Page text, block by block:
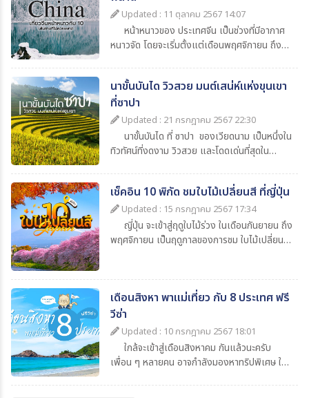
ลงตัว "พาสต้า" รับรองว่า การมา เที่ยวอียิปต์
ครั้งนี้ จะทำให้เพื่อนๆประทับใจไม่รู้ลืม
Updated : 11 ตุลาคม 2567 14:07
หน้าหนาวของ ประเทศจีน เป็นช่วงที่มีอากาศ
หนาวจัด โดยจะเริ่มตั้งแต่เดือนพฤศจิกายน ถึง
ฮาร์บิน มองโกเลียใน จะมีอากาศหนาวมาก หิมะ
ตกหนัก อุณหภูมิอาจลดลงถึง -20 องศา หรือ
มากกว่านั้น โดยเฉพาะในเมืองฮาร์บินที่ขึ้นชื่อเรื่อง
ความหนาว และมีงานเทศกาลน้ำแข็ง ที่ 1 ปี มีแค่
ครั้งเดียวเท่านั้นภาคกลาง: เช่น เซี่ยงไฮ้ และซีอาน
อากาศจะไม่หนาวจัดเท่าภาคเหนือ หิมะตกน้อยกว่า
แต่ยังสัมผัสได้ถึงความหนาวเย็น อุณหภูมิ
ประมาณ 0 องศา ถึง 10 องศาภาคใต้: เช่น กว่าง
โจว เซินเจิ้น อากาศจะเย็นลงในหน้าหนาว อุณหภูมิ
อยู่ที่ประมาณ 10 องศา ถึง 20 องศาตามพาสต้า
ไป เที่ยวจีนหน้าหนาว ด้วยกันนะครับ
นาขั้นบันได วิวสวย มนต์เสน่ห์แห่งขุนเขา
ที่ซาปา
Updated : 21 กรกฎาคม 2567 22:30
นาขั้นบันได ที่ ซาปา ของเวียดนาม เป็นหนึ่งใน
ทิวทัศน์ที่งดงาม วิวสวย และโดดเด่นที่สุดใน
ที่นี่ไม่เพียงแต่เป็นแหล่งการเกษตรที่สำคัญของ
ชาวซาปา แต่ยังเป็นสถานที่ท่องเที่ยวที่น่าประทับใจ
สำหรับนักท่องเที่ยว จนได้ชื่อว่า เป็นนาขั้นบันได ที่
สวยที่สุดในโลก
เช็คอิน 10 พิกัด ชมใบไม้เปลี่ยนสี ที่ญี่ปุ่น
Updated : 15 กรกฎาคม 2567 17:34
ญี่ปุ่น จะเข้าสู่ฤดูใบไม้ร่วง ในเดือนกันยายน ถึง
พฤศจิกายน เป็นฤดูกาลของการชม ใบไม้เปลี่ยนสี
ใบไม้เปลี่ยนสีญี่ปุ่น จะเริ่มเปลี่ยนสีจากทางภาค
เหนือของญี่ปุ่น ลงสู่ภาคใต้ของญี่ปุ่น อุณหภูมิใน
ช่วงนี้ เฉลี่ย 15-25 องศาเซลเซียส
เดือนสิงหา พาแม่เที่ยว กับ 8 ประเทศ ฟรี
วีซ่า
Updated : 10 กรกฎาคม 2567 18:01
ใกล้จะเข้าสู่เดือนสิงหาคม กันแล้วนะครับ
เพื่อน ๆ หลายคน อาจกำลังมองหาทริปพิเศษ ให้